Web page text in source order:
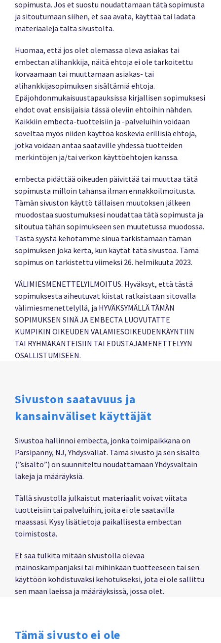
sopimusta. Jos et suostu noudattamaan tätä sopimusta
ja sitoutumaan siihen, et saa avata, käyttää tai ladata
materiaaleja tältä sivustolta.
Huomaa, että jos olet olemassa oleva asiakas tai
embectan alihankkija, näitä ehtoja ei ole tarkoitettu
korvaamaan tai muuttamaan asiakas- tai
alihankkijasopimuksen sisältämiä ehtoja.
Epäjohdonmukaisuustapauksissa kirjallisen sopimuksesi
ehdot ovat ensisijaisia tässä oleviin ehtoihin nähden.
Kaikkiin embecta-tuotteisiin ja -palveluihin voidaan
soveltaa myös niiden käyttöä koskevia erillisiä ehtoja,
jotka voidaan antaa saataville yhdessä tuotteiden
merkintöjen ja/tai verkon käyttöehtojen kanssa.
embecta pidättää oikeuden päivittää tai muuttaa tätä
sopimusta milloin tahansa ilman ennakkoilmoitusta.
Tämän sivuston käyttö tällaisen muutoksen jälkeen
muodostaa suostumuksesi noudattaa tätä sopimusta ja
sitoutua tähän sopimukseen sen muutetussa muodossa.
Tästä syystä kehotamme sinua tarkistamaan tämän
sopimuksen joka kerta, kun käytät tätä sivustoa. Tämä
sopimus on tarkistettu viimeksi 26. helmikuuta 2023.
VÄLIMIESMENETTELYILMOITUS. Hyväksyt, että tästä
sopimuksesta aiheutuvat kiistat ratkaistaan sitovalla
välimiesmenettelyllä, ja HYVÄKSYMÄLLÄ TÄMÄN
SOPIMUKSEN SINÄ JA EMBECTA LUOVUTATTE
KUMPIKIN OIKEUDEN VALAMIESOIKEUDENKÄYNTIIN
TAI RYHMÄKANTEISIIN TAI EDUSTAJAMENETTELYYN
OSALLISTUMISEEN.
Sivuston saatavuus ja
kansainväliset käyttäjät
Sivustoa hallinnoi embecta, jonka toimipaikkana on
Parsipanny, NJ, Yhdysvallat. Tämä sivusto ja sen sisältö
(”sisältö”) on suunniteltu noudattamaan Yhdysvaltain
lakeja ja määräyksiä.
Tällä sivustolla julkaistut materiaalit voivat viitata
tuotteisiin tai palveluihin, joita ei ole saatavilla
maassasi. Kysy lisätietoja paikallisesta embectan
toimistosta.
Et saa tulkita mitään sivustolla olevaa
mainoskampanjaksi tai mihinkään tuotteeseen tai sen
käyttöön kohdistuvaksi kehotukseksi, jota ei ole sallittu
sen maan laeissa ja määräyksissä, jossa olet.
Tämä sivusto ei ole